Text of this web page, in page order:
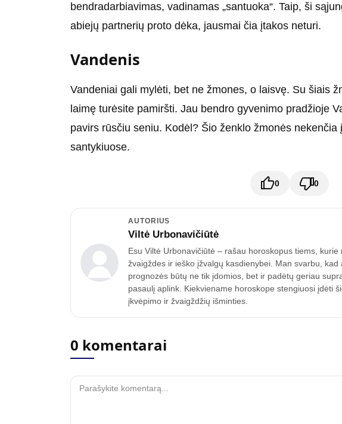
bendradarbiavimas, vadinamas „santuoka“. Taip, ši
abiejų partnerių proto dėka, jausmai čia įtakos neturi.
Vandenis
Vandeniai gali mylėti, bet ne žmones, o laisvę. Su šiais
laimę turėsite pamiršti. Jau bendro gyvenimo pradžioje
pavirs rūsčiu seniu. Kodėl? Šio ženklo žmonės
santykiuose.
0 0
AUTORIUS
Viltė Urbonavičiūtė
Esu Viltė Urbonavičiūtė – rašau horoskopus tiems, kurie
žvaigždes ir ieško įžvalgų kasdienybei. Man svarbu, kad
prognozės būtų ne tik įdomios, bet ir padėtų geriau
pasaulį aplink. Kiekviename horoskope stengiuosi įdėti
įkvėpimo ir žvaigždžių išminties.
0 komentarai